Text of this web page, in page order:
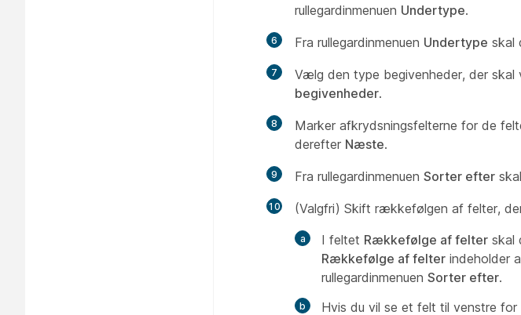
rullegardinmenuen Undertype.
6 Fra rullegardinmenuen Undertype skal
7 Vælg den type begivenheder, der skal
begivenheder.
8
Marker afkrydsningsfelterne for de
derefter Næste.
9 Fra rullegardinmenuen Sorter efter
10
(Valgfri) Skift rækkefølgen af ​​felter,
I feltet Rækkefølge af felter skal
Rækkefølge af felter indeholder
rullegardinmenuen Sorter efter.
Hvis du vil se et felt til venstre